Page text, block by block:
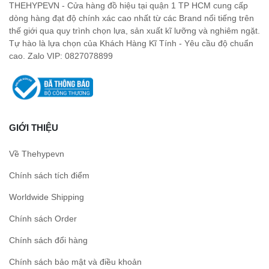
THEHYPEVN - Cửa hàng đồ hiệu tại quận 1 TP HCM cung cấp
dòng hàng đạt độ chính xác cao nhất từ các Brand nổi tiếng trên
thế giới qua quy trình chọn lựa, sản xuất kĩ lưỡng và nghiêm ngặt.
Tự hào là lựa chọn của Khách Hàng Kĩ Tính - Yêu cầu độ chuẩn
cao. Zalo VIP: 0827078899
GIỚI THIỆU
Về Thehypevn
Chính sách tích điểm
Worldwide Shipping
Chính sách Order
Chính sách đổi hàng
Chính sách bảo mật và điều khoản